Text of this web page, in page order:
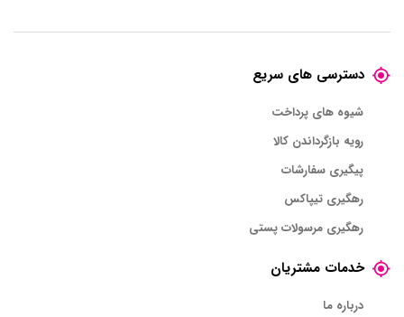
دسترسی های سریع
شیوه های پرداخت
رویه بازگرداندن کالا
پیگیری سفارشات
رهگیری تیپاکس
رهگیری مرسولات پستی
خدمات مشتریان
درباره ما